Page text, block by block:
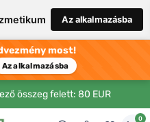
Az alkalmazásba
most!
Az alkalmazásba
összeg felett: 80 EUR
0